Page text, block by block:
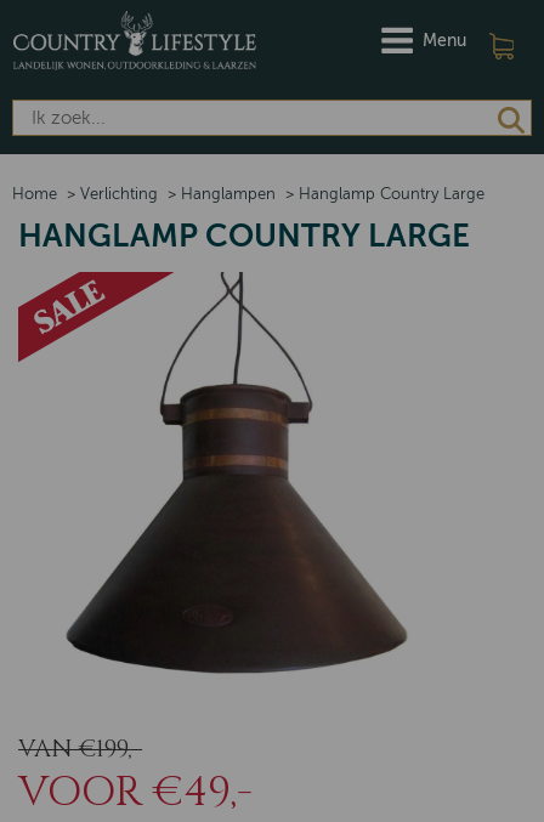
Menu
Home > Verlichting > Hanglampen > Hanglamp Country Large
HANGLAMP COUNTRY LARGE
VAN €199,-
VOOR €49,-